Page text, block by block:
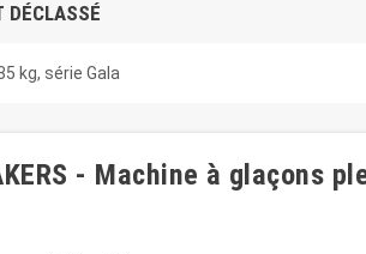
DÉCLASSÉ
kg, série Gala
- Machine à glaçons